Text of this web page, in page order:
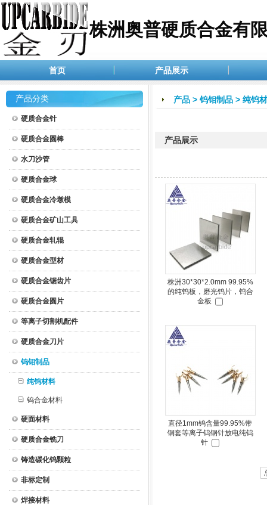
株洲奥普硬质合金有
首页 产品展示
产品分类
硬质合金针
硬质合金圆棒
水刀沙管
硬质合金球
硬质合金冷墩模
硬质合金矿山工具
硬质合金轧辊
硬质合金型材
硬质合金锯齿片
硬质合金圆片
等离子切割机配件
硬质合金刀片
钨钼制品
纯钨材料
钨合金材料
硬面材料
硬质合金铣刀
铸造碳化钨颗粒
非标定制
焊接材料
产品 > 钨钼制品 > 纯钨
产品展示
株洲30*30*2.0mm 99.95%
的纯钨板，磨光钨片，钨合
金板
直径1mm钨含量99.95%带
铜套等离子钨钢针放电纯钨
针